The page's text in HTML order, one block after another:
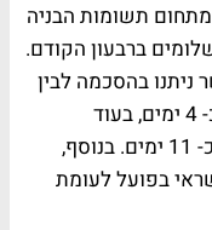
תשומות הבניה
ברבעון הקודם.
ניתנו בהסכמה לבין
מספר ימי התשלום בפועל, עומד על כ- 4 ימים, בעוד
שברבעון הקודם ימי הפיגור עמדו על כ- 11 ימים. בנוסף,
בימי האשראי בפועל לעומת